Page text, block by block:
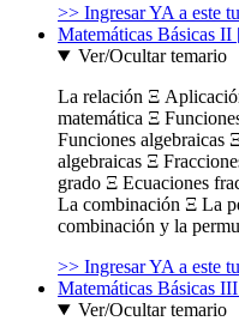
>> Ingresar YA a este
Matemáticas Básicas II
Ver/Ocultar temario
La relación Ξ
matemática Ξ
Funciones algebraicas
algebraicas Ξ
grado Ξ Ecuaciones
La combinación Ξ La
combinación y la
>> Ingresar YA a este
Matemáticas Básicas
Ver/Ocultar temario